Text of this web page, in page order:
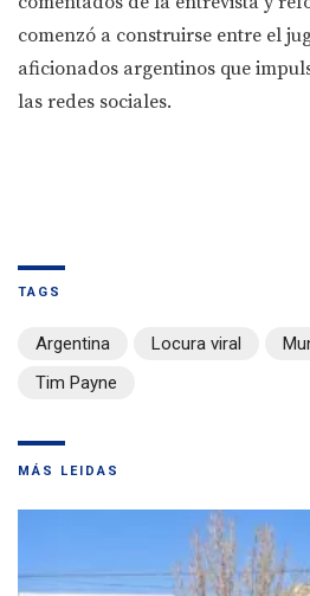
comenzó a construirse entre el
aficionados argentinos que
las redes sociales.
TAGS
Argentina Locura viral
Tim Payne
MÁS LEIDAS